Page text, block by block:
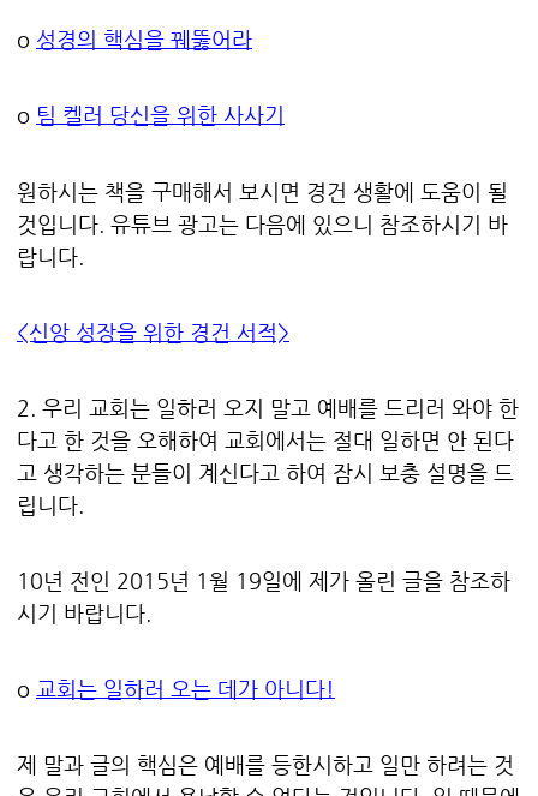
o 성경의 핵심을 꿰뚫어라
o 팀 켈러 당신을 위한 사사기
원하시는 책을 구매해서 보시면 경건 생활에 도움이 될
것입니다. 유튜브 광고는 다음에 있으니 참조하시기 바
랍니다.
<신앙 성장을 위한 경건 서적>
2. 우리 교회는 일하러 오지 말고 예배를 드리러 와야 한
다고 한 것을 오해하여 교회에서는 절대 일하면 안 된다
고 생각하는 분들이 계신다고 하여 잠시 보충 설명을 드
립니다.
10년 전인 2015년 1월 19일에 제가 올린 글을 참조하
시기 바랍니다.
o 교회는 일하러 오는 데가 아니다!
제 말과 글의 핵심은 예배를 등한시하고 일만 하려는 것